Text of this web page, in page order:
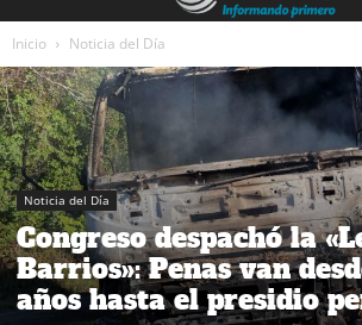
Inicio Noticia del Día
Noticia del Día
Congreso despachó la
Barrios»: Penas van
años hasta el presidio